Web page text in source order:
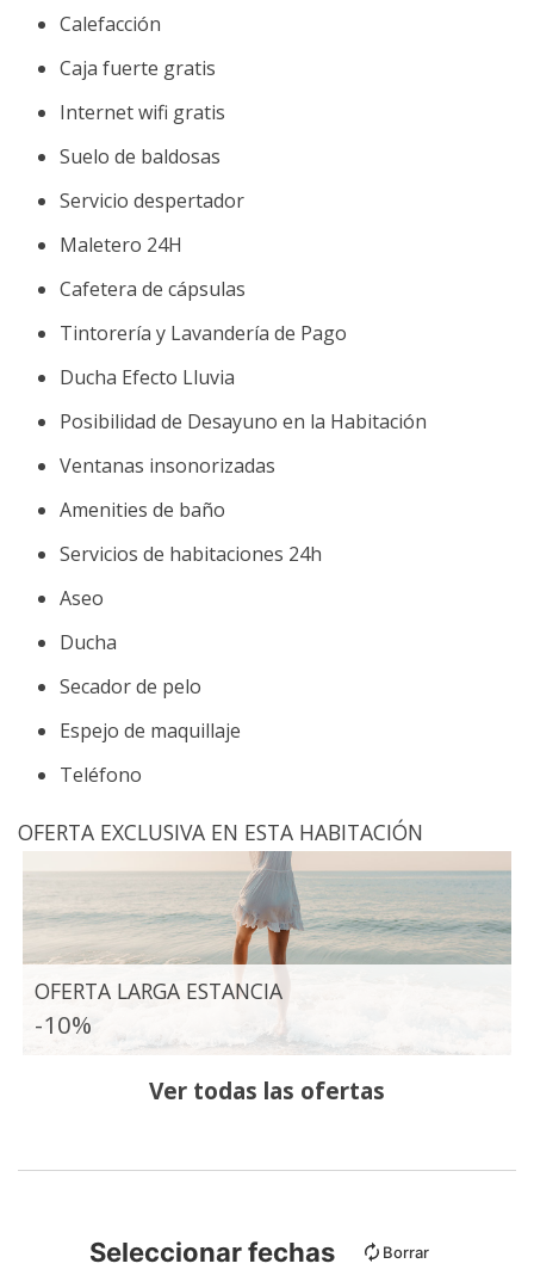
Calefacción
Caja fuerte gratis
Internet wifi gratis
Suelo de baldosas
Servicio despertador
Maletero 24H
Cafetera de cápsulas
Tintorería y Lavandería de Pago
Ducha Efecto Lluvia
Posibilidad de Desayuno en la Habitación
Ventanas insonorizadas
Amenities de baño
Servicios de habitaciones 24h
Aseo
Ducha
Secador de pelo
Espejo de maquillaje
Teléfono
OFERTA EXCLUSIVA EN ESTA HABITACIÓN
OFERTA LARGA ESTANCIA
-10%
Ver todas las ofertas
Seleccionar fechas Borrar